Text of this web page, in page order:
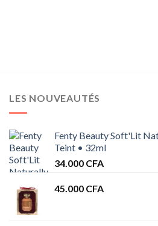
LES NOUVEAUTÉS
Fenty Beauty Soft'Lit
Teint • 32ml
34.000 CFA
45.000 CFA